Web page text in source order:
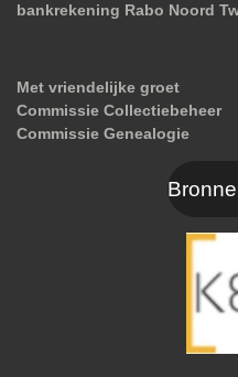
bankrekening Rabo Noord
Met vriendelijke groet
Commissie Collectiebeheer
Commissie Genealogie